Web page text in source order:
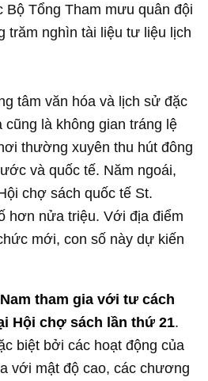
Bộ Tổng Tham mưu quân đội
trăm nghìn tài liệu tư liệu lịch
tâm văn hóa và lịch sử đặc
cũng là không gian tráng lệ
thường xuyên thu hút đông
và quốc tế. Năm ngoái,
chợ sách quốc tế St.
hơn nửa triệu. Với địa điểm
mới, con số này dự kiến
tham gia với tư cách
Hội chợ sách lần thứ 21.
biệt bởi các hoạt động của
với mật độ cao, các chương